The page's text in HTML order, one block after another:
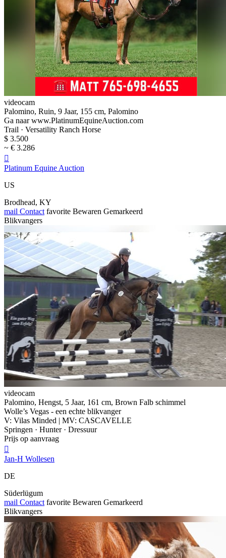
videocam
Palomino, Ruin, 9 Jaar, 155 cm, Palomino
Ga naar www.PlatinumEquineAuction.com
Trail · Versatility Ranch Horse
$ 3.500
~ € 3.286

Platinum Equine Auction
US
Brodhead, KY
mail Contact favorite Bewaren Gemarkeerd
Blikvangers
videocam
Palomino, Hengst, 5 Jaar, 161 cm, Brown Falb schimmel
Wolle’s Vegas - een echte blikvanger
V: Vilas Minded | MV: CASCAVELLE
Springen · Hunter · Dressuur
Prijs op aanvraag

Jan-H Wollesen
DE
Süderlügum
mail Contact favorite Bewaren Gemarkeerd
Blikvangers